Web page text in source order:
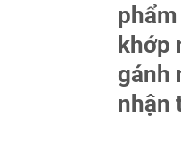
khớp
gánh
nhận